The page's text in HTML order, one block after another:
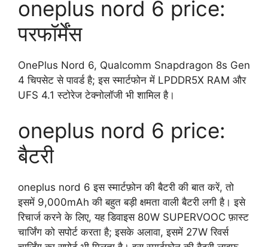
oneplus nord 6 price:
परफॉर्मेंस
OnePlus Nord 6, Qualcomm Snapdragon 8s Gen
4 चिपसेट से पावर्ड है; इस स्मार्टफोन में LPDDR5X RAM और
UFS 4.1 स्टोरेज टेक्नोलॉजी भी शामिल है।
oneplus nord 6 price:
बैटरी
oneplus nord 6 इस स्मार्टफ़ोन की बैटरी की बात करें, तो
इसमें 9,000mAh की बहुत बड़ी क्षमता वाली बैटरी लगी है। इसे
रिचार्ज करने के लिए, यह डिवाइस 80W SUPERVOOC फ़ास्ट
चार्जिंग को सपोर्ट करता है; इसके अलावा, इसमें 27W रिवर्स